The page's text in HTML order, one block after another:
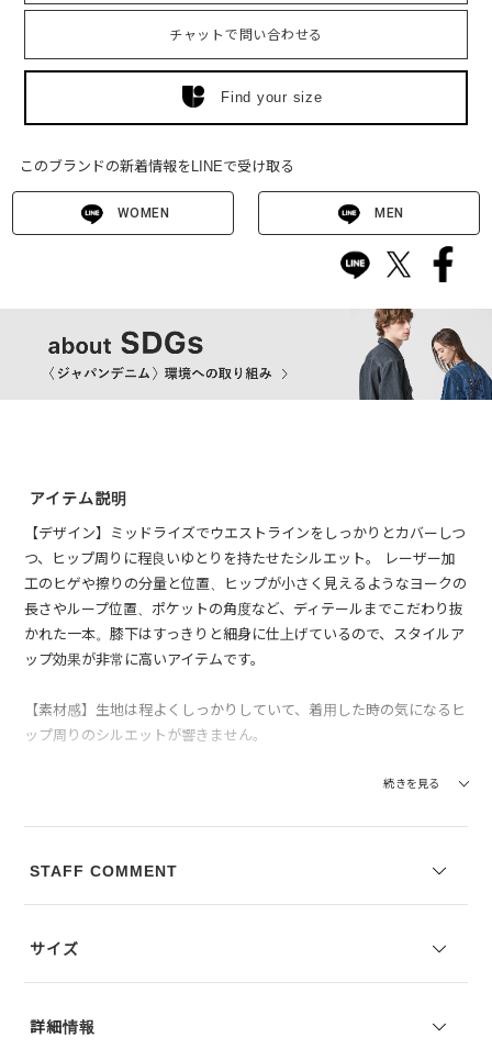
チャットで問い合わせる
Find your size
このブランドの新着情報をLINEで受け取る
WOMEN MEN
アイテム説明
【デザイン】ミッドライズでウエストラインをしっかりとカバーしつ
つ、ヒップ周りに程良いゆとりを持たせたシルエット。 レーザー加
工のヒゲや擦りの分量と位置、ヒップが小さく見えるようなヨークの
長さやループ位置、ポケットの角度など、ディテールまでこだわり抜
かれた一本。膝下はすっきりと細身に仕上げているので、スタイルア
ップ効果が非常に高いアイテムです。
【素材感】生地は程よくしっかりしていて、着用した時の気になるヒ
ップ周りのシルエットが響きません。
JAPAN DENIMはSDGs全17項目の開発目標達成に向け、事業活動を
以下、この製品での取り組みをサスティナブルポイントとしてまとめ
続きを見る
STAFF COMMENT
サイズ
詳細情報